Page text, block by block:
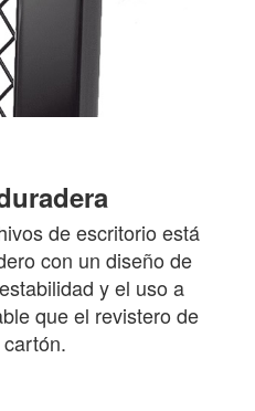
de escritorio está
con un diseño de
y el uso a
que el revistero de